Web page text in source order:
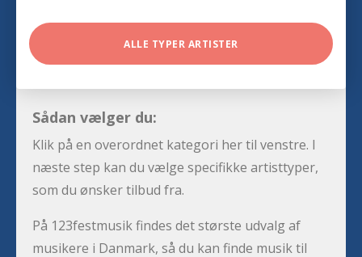
ALLE TYPER ARTISTER
Sådan vælger du:
Klik på en overordnet kategori her til venstre. I
næste step kan du vælge specifikke artisttyper,
som du ønsker tilbud fra.
På 123festmusik findes det største udvalg af
musikere i Danmark, så du kan finde musik til